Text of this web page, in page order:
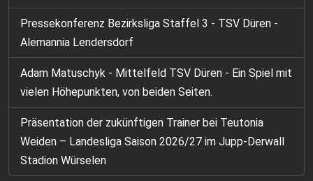
Pressekonferenz Bezirksliga Staffel 3 - TSV Düren -
Alemannia Lendersdorf
Adam Matuschyk - Mittelfeld TSV Düren - Ein Spiel mit
vielen Höhepunkten, von beiden Seiten.
Präsentation der zukünftigen Trainer bei Teutonia
Weiden – Landesliga Saison 2026/27 im Jupp-Derwall
Stadion Würselen